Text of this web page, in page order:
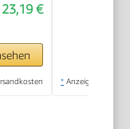
23,19 €
* Anzeige